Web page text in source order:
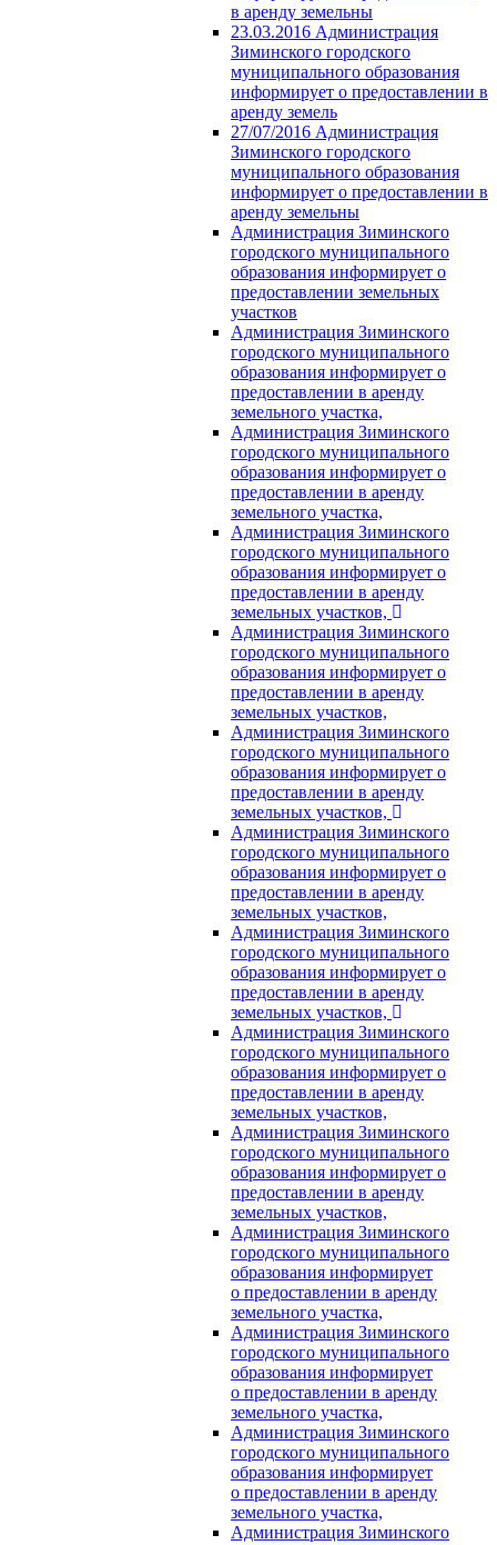
в аренду земельны
23.03.2016 Администрация
Зиминского городского
муниципального образования
информирует о предоставлении в
аренду земель
27/07/2016 Администрация
Зиминского городского
муниципального образования
информирует о предоставлении в
аренду земельны
Администрация Зиминского
городского муниципального
образования информирует о
предоставлении земельных
участков
Администрация Зиминского
городского муниципального
образования информирует о
предоставлении в аренду
земельного участка,
Администрация Зиминского
городского муниципального
образования информирует о
предоставлении в аренду
земельного участка,
Администрация Зиминского
городского муниципального
образования информирует о
предоставлении в аренду
земельных участков,
Администрация Зиминского
городского муниципального
образования информирует о
предоставлении в аренду
земельных участков,
Администрация Зиминского
городского муниципального
образования информирует о
предоставлении в аренду
земельных участков,
Администрация Зиминского
городского муниципального
образования информирует о
предоставлении в аренду
земельных участков,
Администрация Зиминского
городского муниципального
образования информирует о
предоставлении в аренду
земельных участков,
Администрация Зиминского
городского муниципального
образования информирует о
предоставлении в аренду
земельных участков,
Администрация Зиминского
городского муниципального
образования информирует о
предоставлении в аренду
земельных участков,
Администрация Зиминского
городского муниципального
образования информирует
о предоставлении в аренду
земельного участка,
Администрация Зиминского
городского муниципального
образования информирует
о предоставлении в аренду
земельного участка,
Администрация Зиминского
городского муниципального
образования информирует
о предоставлении в аренду
земельного участка,
Администрация Зиминского